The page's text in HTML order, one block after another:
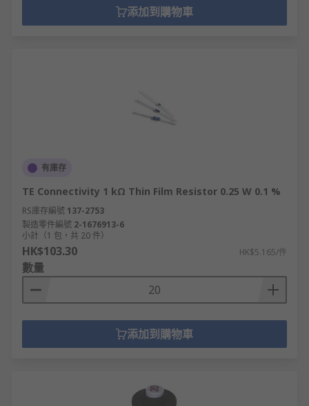
添加到購物車
有庫存
TE Connectivity 1 kΩ Thin Film Resistor 0.25 W 0.1 %
RS庫存編號 137-2753
製造零件編號 2-1676913-6
小計（1 包，共 20 件）
HK$103.30 HK$5.165/件
數量
添加到購物車